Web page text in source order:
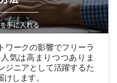
ワークの影響でフリーラ
気は高まりつつありま
ジニアとして活躍するた
します。